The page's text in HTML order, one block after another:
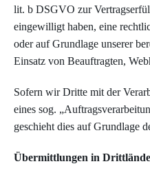
lit. b DSGVO zur
eingewilligt haben, eine
oder auf Grundlage unserer
Einsatz von Beauftragten,
Sofern wir Dritte mit der
eines sog.
geschieht dies auf Grundlage
Übermittlungen in